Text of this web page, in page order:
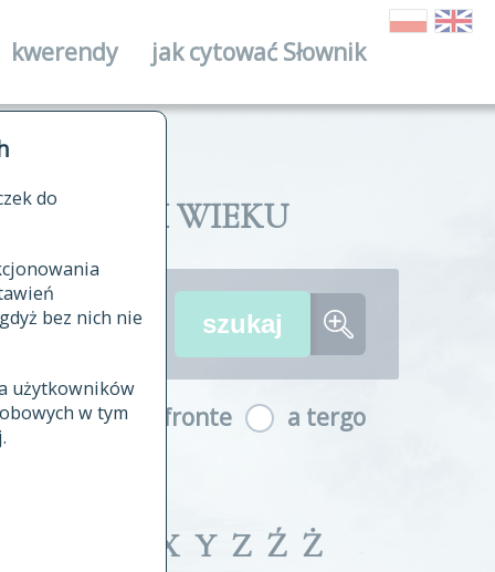
do
bez nich nie
użytkowników
w tym
źródłowych
kwerendy jak cytować Słownik
I XVIII WIEKU
a fronte a tergo
X Y Z Ź Ż